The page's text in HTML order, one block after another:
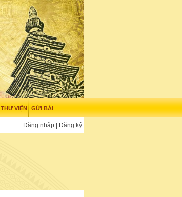
THƯ VIỆN GỬI BÀI
Đăng nhập Đăng ký